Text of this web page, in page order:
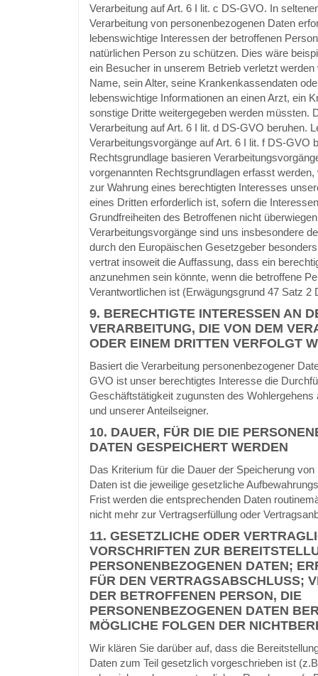
Verarbeitung auf Art. 6 I lit. c DS-GVO. In
Verarbeitung von personenbezogenen Daten
lebenswichtige Interessen der betroffenen
natürlichen Person zu schützen. Dies wäre
ein Besucher in unserem Betrieb verletzt
Name, sein Alter, seine Krankenkassendaten
lebenswichtige Informationen an einen Arzt, ein
sonstige Dritte weitergegeben werden müssten.
Verarbeitung auf Art. 6 I lit. d DS-GVO beruhen.
Verarbeitungsvorgänge auf Art. 6 I lit. f DS-GVO
Rechtsgrundlage basieren
vorgenannten Rechtsgrundlagen erfasst werden,
zur Wahrung eines berechtigten Interesses
eines Dritten erforderlich ist, sofern die
Grundfreiheiten des Betroffenen nicht
Verarbeitungsvorgänge sind uns insbesondere
durch den Europäischen Gesetzgeber
vertrat insoweit die Auffassung, dass ein
anzunehmen sein könnte, wenn die betroffene
Verantwortlichen ist (Erwägungsgrund 47 Satz 2
9. BERECHTIGTE INTERESSEN AN
VERARBEITUNG, DIE VON DEM
ODER EINEM DRITTEN VERFOLGT
Basiert die Verarbeitung personenbezogener
GVO ist unser berechtigtes Interesse die
Geschäftstätigkeit zugunsten des Wohlergehens
und unserer Anteilseigner.
10. DAUER, FÜR DIE DIE
DATEN GESPEICHERT WERDEN
Das Kriterium für die Dauer der Speicherung
Daten ist die jeweilige gesetzliche
Frist werden die entsprechenden Daten
nicht mehr zur Vertragserfüllung oder
11. GESETZLICHE ODER
VORSCHRIFTEN ZUR
PERSONENBEZOGENEN DATEN;
FÜR DEN VERTRAGSABSCHLUSS;
DER BETROFFENEN PERSON, DIE
PERSONENBEZOGENEN DATEN
MÖGLICHE FOLGEN DER
Wir klären Sie darüber auf, dass die
Daten zum Teil gesetzlich vorgeschrieben ist